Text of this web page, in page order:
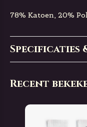
78% Katoen, 20%
Specificaties
Recent